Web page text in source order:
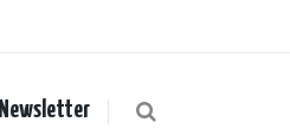
Newsletter